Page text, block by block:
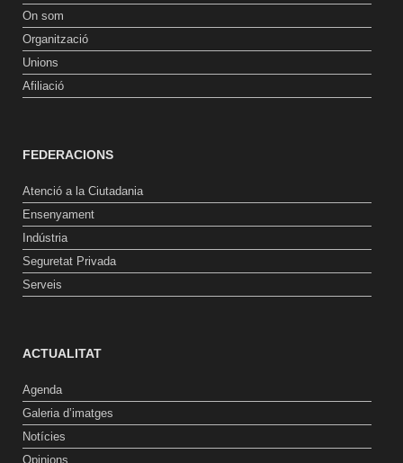
On som
Organització
Unions
Afiliació
FEDERACIONS
Atenció a la Ciutadania
Ensenyament
Indústria
Seguretat Privada
Serveis
ACTUALITAT
Agenda
Galeria d’imatges
Notícies
Opinions